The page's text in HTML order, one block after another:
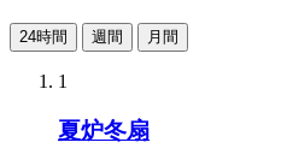
24時間 週間 月間
1
夏炉冬扇